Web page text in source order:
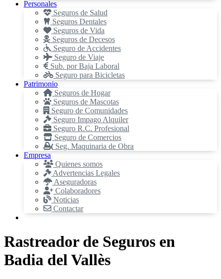
Personales
Seguros de Salud
Seguros Dentales
Seguros de Vida
Seguros de Decesos
Seguro de Accidentes
Seguro de Viaje
Sub. por Baja Laboral
Seguro para Bicicletas
Patrimonio
Seguros de Hogar
Seguros de Mascotas
Seguro de Comunidades
Seguro Impago Alquiler
Seguro R.C. Profesional
Seguro de Comercios
Seg. Maquinaria de Obra
Empresa
Quienes somos
Advertencias Legales
Aseguradoras
Colaboradores
Noticias
Contactar
Rastreador de Seguros en
Badia del Vallès